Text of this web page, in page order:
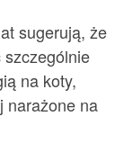
sugerują, że
na koty,
narażone na